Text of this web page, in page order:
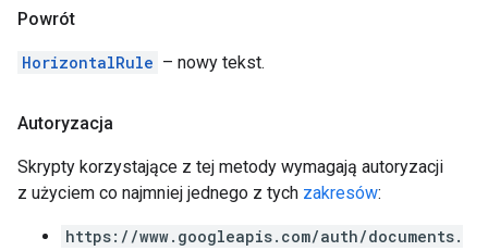
Powrót
HorizontalRule – nowy tekst.
Autoryzacja
Skrypty korzystające z tej metody wymagają autoryzacji
z użyciem co najmniej jednego z tych zakresów:
https://www.googleapis.com/auth/documents.